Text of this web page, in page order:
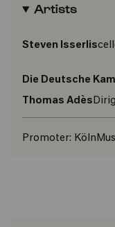
Artists
Steven Isserlis
Die Deutsche
Thomas Adès
Promoter: